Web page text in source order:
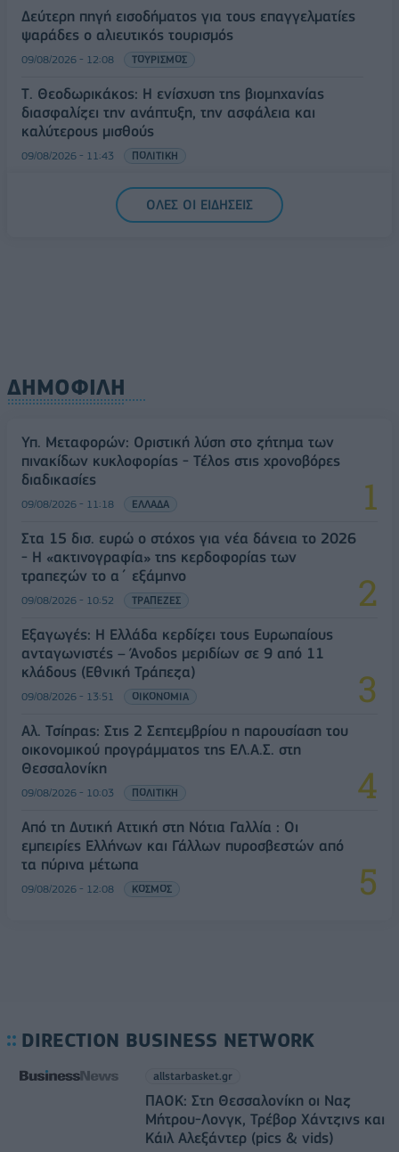
Δεύτερη πηγή εισοδήματος για τους επαγγελματίες
ψαράδες ο αλιευτικός τουρισμός
09/08/2026 - 12:08 ΤΟΥΡΙΣΜΟΣ
Τ. Θεοδωρικάκος: Η ενίσχυση της βιομηχανίας
διασφαλίζει την ανάπτυξη, την ασφάλεια και
καλύτερους μισθούς
09/08/2026 - 11:43 ΠΟΛΙΤΙΚΗ
Υπ. Μεταφορών: Οριστική λύση στο ζήτημα των
πινακίδων κυκλοφορίας - Τέλος στις χρονοβόρες
ΟΛΕΣ ΟΙ ΕΙΔΗΣΕΙΣ
ΔΗΜΟΦΙΛΗ
Υπ. Μεταφορών: Οριστική λύση στο ζήτημα των
πινακίδων κυκλοφορίας - Τέλος στις χρονοβόρες
διαδικασίες
09/08/2026 - 11:18 ΕΛΛΑΔΑ
Στα 15 δισ. ευρώ ο στόχος για νέα δάνεια το 2026
- Η «ακτινογραφία» της κερδοφορίας των
τραπεζών το α΄ εξάμηνο
09/08/2026 - 10:52 ΤΡΑΠΕΖΕΣ
Εξαγωγές: Η Ελλάδα κερδίζει τους Ευρωπαίους
ανταγωνιστές – Άνοδος μεριδίων σε 9 από 11
κλάδους (Εθνική Τράπεζα)
09/08/2026 - 13:51 ΟΙΚΟΝΟΜΙΑ
Αλ. Τσίπρας: Στις 2 Σεπτεμβρίου η παρουσίαση του
οικονομικού προγράμματος της ΕΛ.Α.Σ. στη
Θεσσαλονίκη
09/08/2026 - 10:03 ΠΟΛΙΤΙΚΗ
Από τη Δυτική Αττική στη Νότια Γαλλία : Οι
εμπειρίες Ελλήνων και Γάλλων πυροσβεστών από
τα πύρινα μέτωπα
09/08/2026 - 12:08 ΚΟΣΜΟΣ
DIRECTION BUSINESS NETWORK
allstarbasket.gr
ΠΑΟΚ: Στη Θεσσαλονίκη οι Ναζ
Μήτρου-Λονγκ, Τρέβορ Χάντζινς και
Κάιλ Αλεξάντερ (pics & vids)